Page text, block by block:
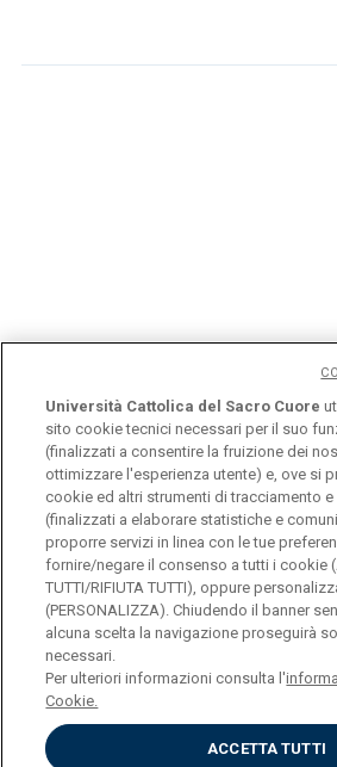
Università Cattolica del Sacro Cuore
Largo A. Gemelli, 1 - 20123 Milano
Università Cattolica del Sacro Cuore
sito cookie tecnici necessari per il suo
(finalizzati a consentire la fruizione dei
ottimizzare l'esperienza utente) e, ove si
cookie ed altri strumenti di tracciamento
(finalizzati a elaborare statistiche e
proporre servizi in linea con le tue
fornire/negare il consenso a tutti i cookie
TUTTI/RIFIUTA TUTTI), oppure
(PERSONALIZZA). Chiudendo il banner
alcuna scelta la navigazione proseguirà
necessari.
Per ulteriori informazioni consulta l'
Cookie.
ACCETTA TUTTI